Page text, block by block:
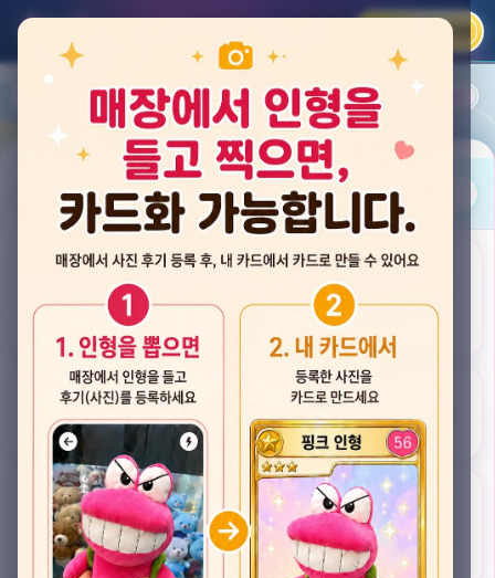
카카오 로그인
평점순 내 주변 즐겨찾기
뽑스 천안 불당점
★★★★☆ 4.2 후기 33
게임플렉스 불당동점
★★★☆☆ 2.5 후기 4
뽑기랜드
★★★★★ 4.7후기 47